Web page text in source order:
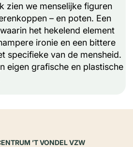
zien we menselijke figuren
– en poten. Een
het hekelend element
ironie en een bittere
specifieke van de mensheid.
eigen grafische en plastische
’T VONDEL VZW